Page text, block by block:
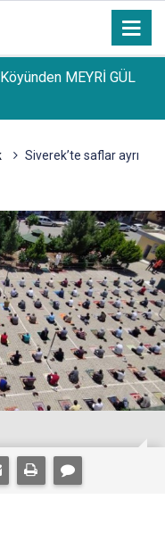
MEYRİ GÜL
Siverek’te saflar ayrı